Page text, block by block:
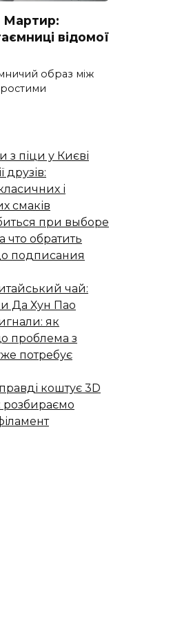
Мартир:
відомої
образ між
з піци у Києві
друзів:
і
смаків
при выборе
что обратить
подписания
чай:
Да Хун Пао
як
проблема з
потребує
коштує 3D
розбираємо